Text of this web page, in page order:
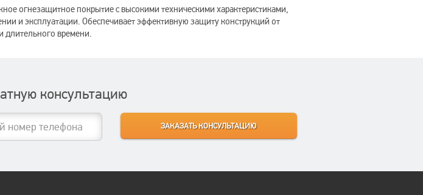
огнезащитное покрытие с высокими техническими характеристиками,
и эксплуатации. Обеспечивает эффективную защиту конструкций от
длительного времени.
консультацию